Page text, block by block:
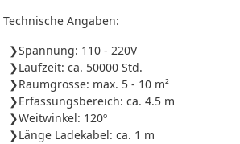
Technische Angaben:
Spannung: 110 - 220V
Laufzeit: ca. 50000 Std.
Raumgrösse: max. 5 - 10 m²
Erfassungsbereich: ca. 4.5 m
Weitwinkel: 120º
Länge Ladekabel: ca. 1 m